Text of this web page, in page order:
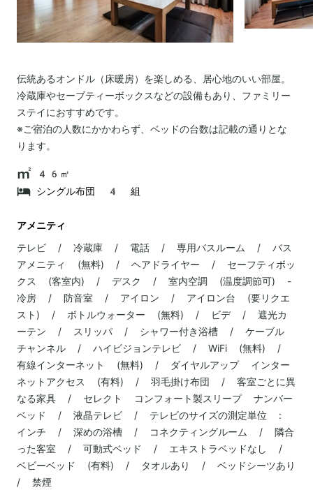
伝統あるオンドル（床暖房）を楽しめる、居心地のいい部屋。
冷蔵庫やセーブティーボックスなどの設備もあり、ファミリー
ステイにおすすめです。
※ご宿泊の人数にかかわらず、ベッドの台数は記載の通りとな
ります。
46㎡
シングル布団 4 組
アメニティ
テレビ / 冷蔵庫 / 電話 / 専用バスルーム / バス
アメニティ (無料) / ヘアドライヤー / セーフティボッ
クス (客室内) / デスク / 室内空調 (温度調節可) -
冷房 / 防音室 / アイロン / アイロン台 (要リクエ
スト) / ボトルウォーター (無料) / ビデ / 遮光カ
ーテン / スリッパ / シャワー付き浴槽 / ケーブル
チャンネル / ハイビジョンテレビ / WiFi (無料) /
有線インターネット (無料) / ダイヤルアップ インター
ネットアクセス (有料) / 羽毛掛け布団 / 客室ごとに異
なる家具 / セレクト コンフォート製スリープ ナンバー
ベッド / 液晶テレビ / テレビのサイズの測定単位 :
インチ / 深めの浴槽 / コネクティングルーム / 隣合
った客室 / 可動式ベッド / エキストラベッドなし /
ベビーベッド (有料) / タオルあり / ベッドシーツあり
/ 禁煙